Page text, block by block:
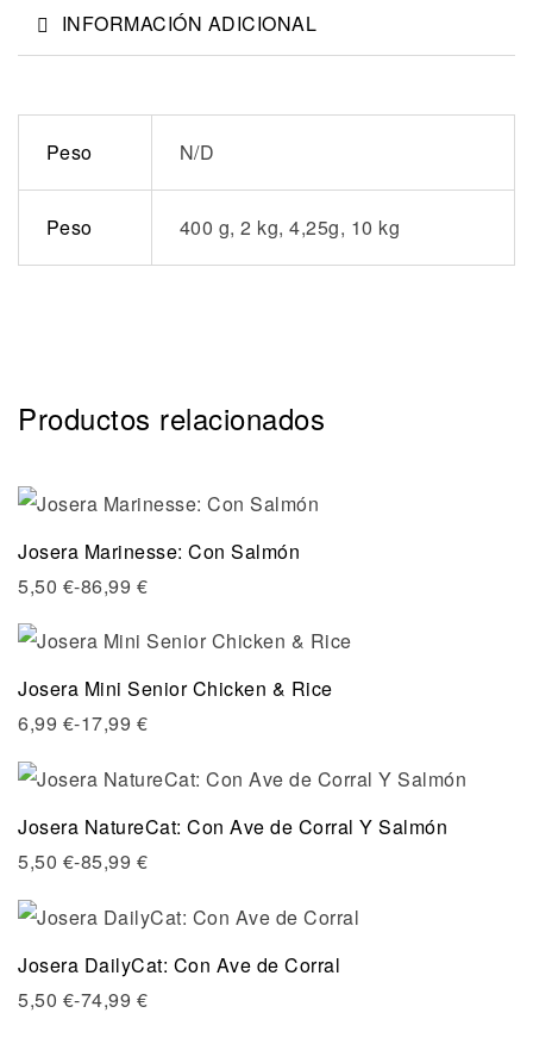
INFORMACIÓN ADICIONAL
Peso N/D
Peso 400 g, 2 kg, 4,25g, 10 kg
Productos relacionados
Josera Marinesse: Con Salmón
5,50 €-86,99 €
Josera Mini Senior Chicken & Rice
6,99 €-17,99 €
Josera NatureCat: Con Ave de Corral Y Salmón
5,50 €-85,99 €
Josera DailyCat: Con Ave de Corral
5,50 €-74,99 €